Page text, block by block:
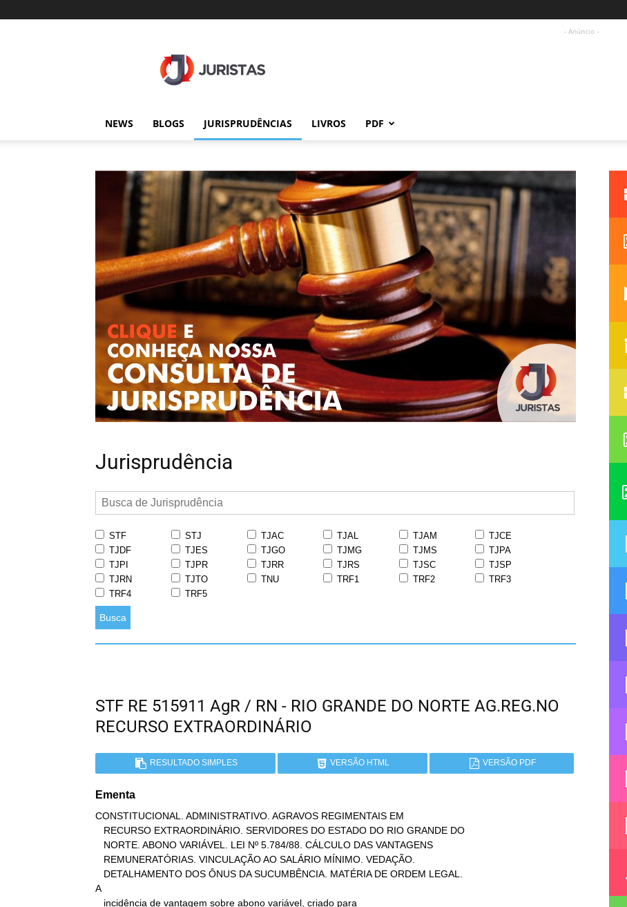
- Anúncio -
NEWS BLOGS JURISPRUDÊNCIAS LIVROS PDF
Jurisprudência
STF STJ TJAC TJAL TJAM
TJCE
TJDF
TJES TJGO TJMG TJMS
TJPA
TJPI
TJPR TJRR TJRS TJSC
TJSP
TJRN
TJTO TNU TRF1 TRF2
TRF3
TRF4
TRF5
Busca
STF RE 515911 AgR / RN - RIO GRANDE DO NORTE AG.REG.NO
RECURSO EXTRAORDINÁRIO
RESULTADO SIMPLES VERSÃO HTML VERSÃO PDF
Ementa
CONSTITUCIONAL. ADMINISTRATIVO. AGRAVOS REGIMENTAIS EM
A